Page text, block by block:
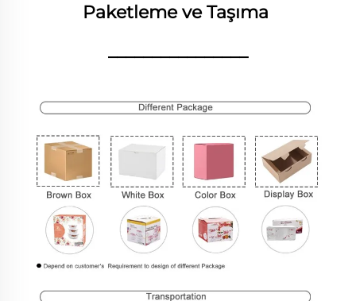
Paketleme ve Taşıma
________________